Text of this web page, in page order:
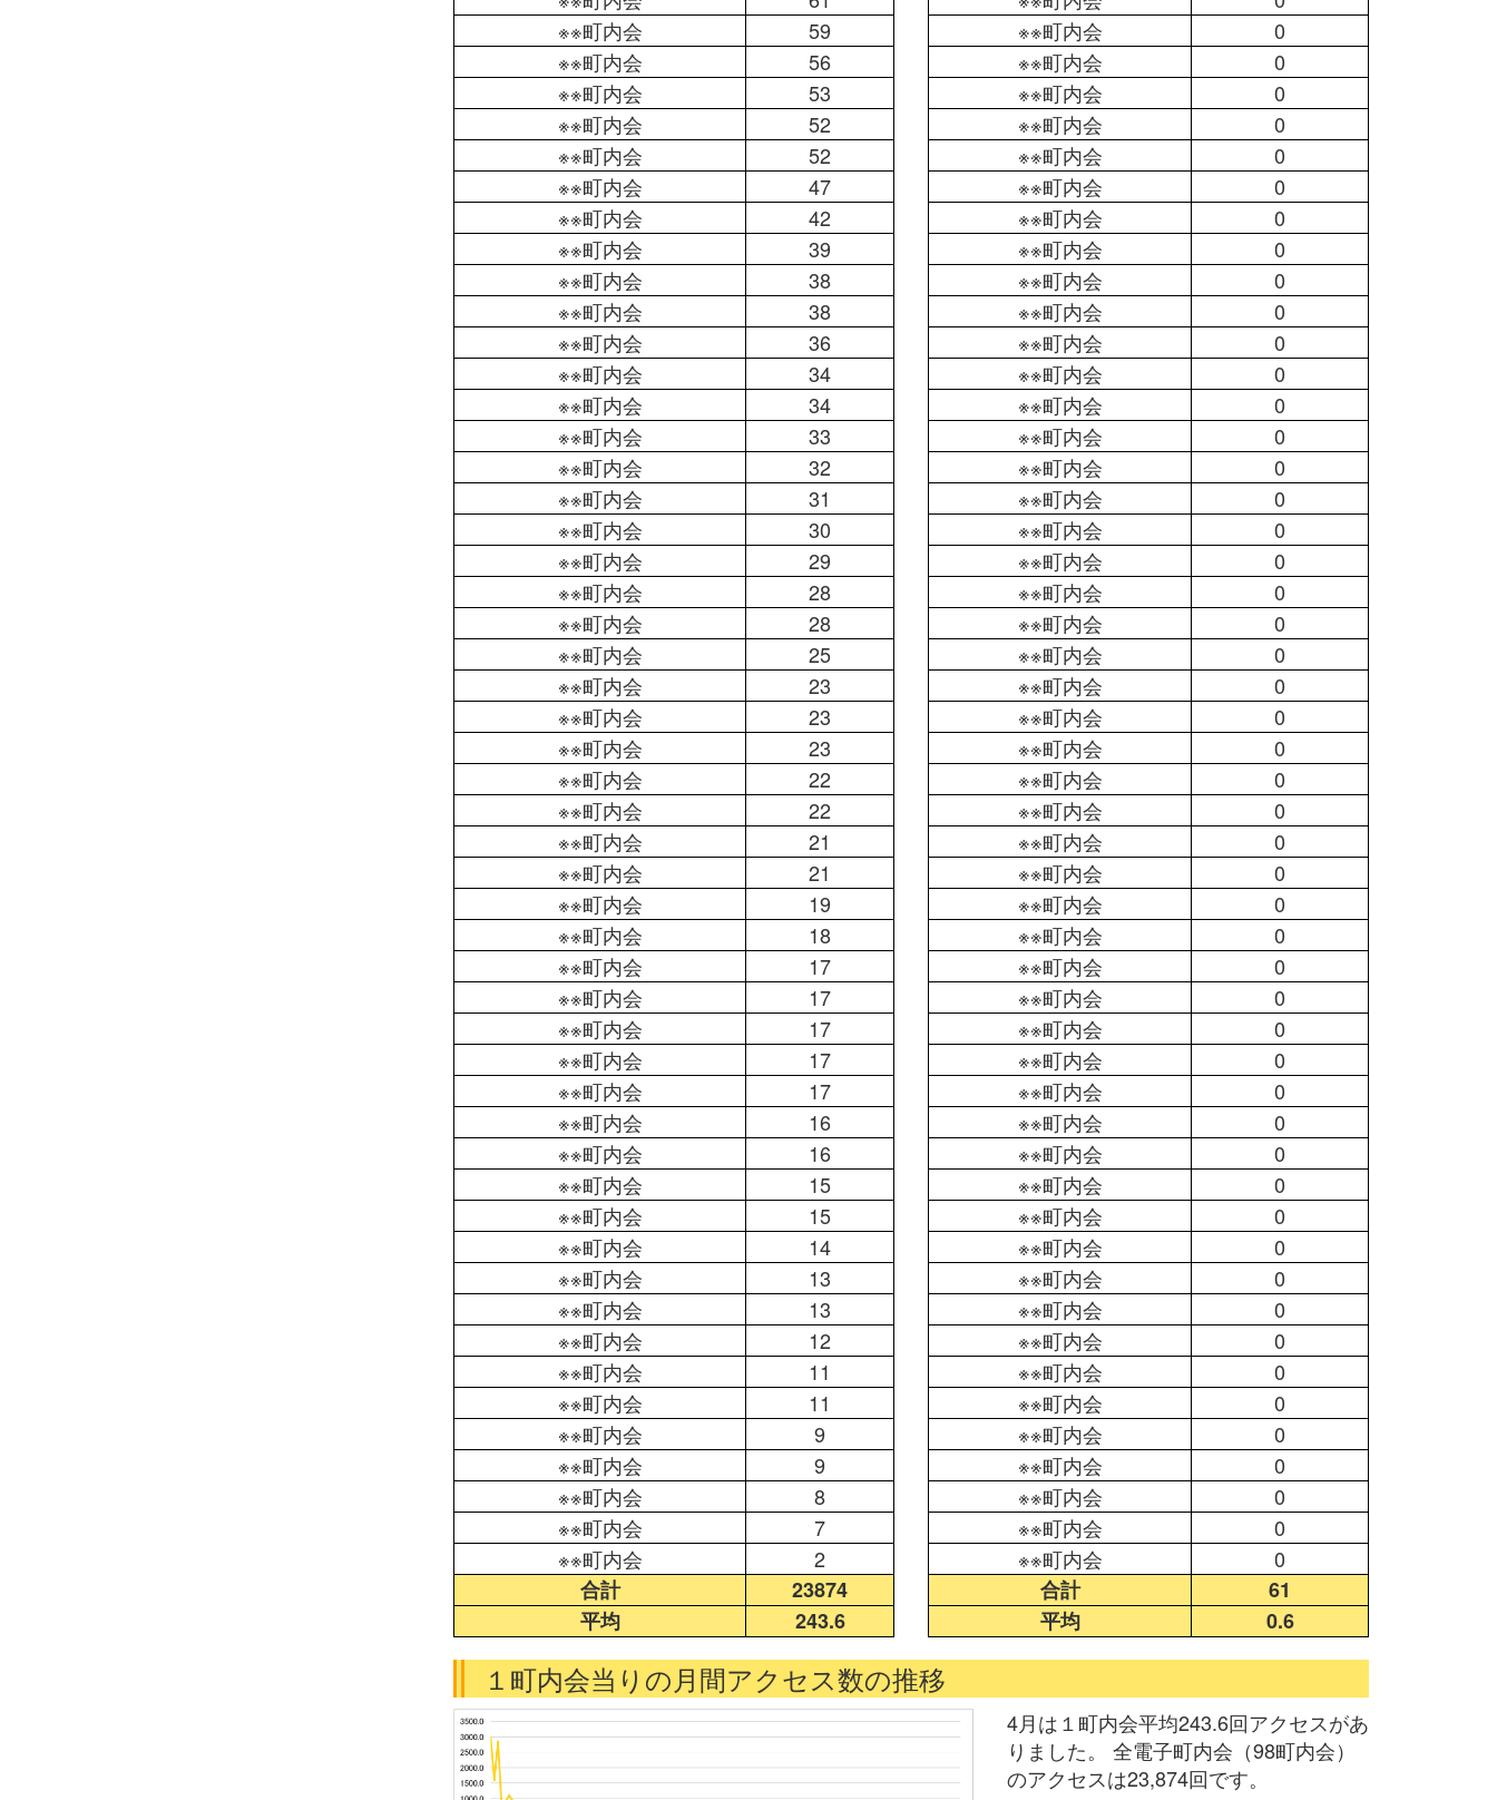
※※町内会
59
※※町内会
56
※※町内会
53
※※町内会
52
※※町内会
52
※※町内会
47
※※町内会
42
※※町内会
39
※※町内会
38
※※町内会
38
※※町内会
36
※※町内会
34
※※町内会
34
※※町内会
33
※※町内会
32
※※町内会
31
※※町内会
30
※※町内会
29
※※町内会
28
※※町内会
28
※※町内会
25
※※町内会
23
※※町内会
23
※※町内会
23
※※町内会
22
※※町内会
22
※※町内会
21
※※町内会
21
※※町内会
19
※※町内会
18
※※町内会
17
※※町内会
17
※※町内会
17
※※町内会
17
※※町内会
17
※※町内会
16
※※町内会
16
※※町内会
15
※※町内会
15
※※町内会
14
※※町内会
13
※※町内会
13
※※町内会
12
※※町内会
11
※※町内会
11
※※町内会
9
※※町内会
9
※※町内会
8
※※町内会
7
※※町内会
2
合計
23874
平均
243.6
※※町内会
0
※※町内会
0
※※町内会
0
※※町内会
0
※※町内会
0
※※町内会
0
※※町内会
0
※※町内会
0
※※町内会
0
※※町内会
0
※※町内会
0
※※町内会
0
※※町内会
0
※※町内会
0
※※町内会
0
※※町内会
0
※※町内会
0
※※町内会
0
※※町内会
0
※※町内会
0
※※町内会
0
※※町内会
0
※※町内会
0
※※町内会
0
※※町内会
0
※※町内会
0
※※町内会
0
※※町内会
0
※※町内会
0
※※町内会
0
※※町内会
0
※※町内会
0
※※町内会
0
※※町内会
0
※※町内会
0
※※町内会
0
※※町内会
0
※※町内会
0
※※町内会
0
※※町内会
0
※※町内会
0
※※町内会
0
※※町内会
0
※※町内会
0
※※町内会
0
※※町内会
0
※※町内会
0
※※町内会
0
※※町内会
0
※※町内会
0
合計
61
平均
0.6
１町内会当りの月間アクセス数の推移
4月は１町内会平均243.6回アクセスがあ
りました。 全電子町内会（98町内会）
のアクセスは23,874回です。